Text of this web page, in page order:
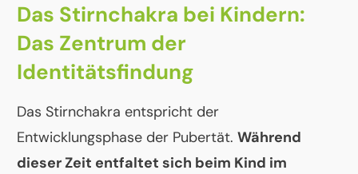
Das Stirnchakra bei Kindern:
Das Zentrum der
Identitätsfindung
Das Stirnchakra entspricht der
Entwicklungsphase der Pubertät. Während
dieser Zeit entfaltet sich beim Kind im